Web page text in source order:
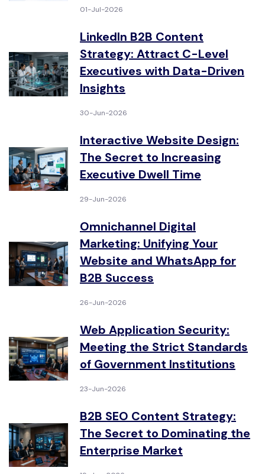
01-Jul-2026
LinkedIn B2B Content
Strategy: Attract C-Level
Executives with Data-Driven
Insights
30-Jun-2026
Interactive Website Design:
The Secret to Increasing
Executive Dwell Time
29-Jun-2026
Omnichannel Digital
Marketing: Unifying Your
Website and WhatsApp for
B2B Success
26-Jun-2026
Web Application Security:
Meeting the Strict Standards
of Government Institutions
23-Jun-2026
B2B SEO Content Strategy:
The Secret to Dominating the
Enterprise Market